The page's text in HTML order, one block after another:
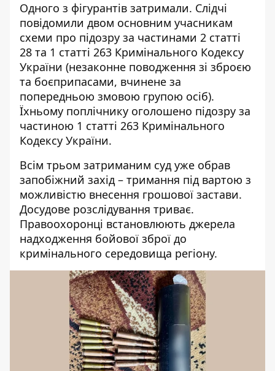
Одного з фігурантів затримали. Слідчі
повідомили двом основним учасникам
схеми про підозру за частинами 2 статті
28 та 1 статті 263 Кримінального Кодексу
України (незаконне поводження зі зброєю
та боєприпасами, вчинене за
попередньою змовою групою осіб).
Їхньому поплічнику оголошено підозру за
частиною 1 статті 263 Кримінального
Кодексу України.
Всім трьом затриманим суд уже обрав
запобіжний захід – тримання під вартою з
можливістю внесення грошової застави.
Досудове розслідування триває.
Правоохоронці встановлюють джерела
надходження бойової зброї до
кримінального середовища регіону.